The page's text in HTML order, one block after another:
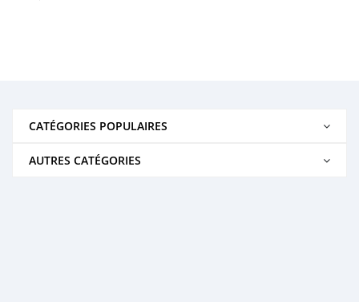
CATÉGORIES POPULAIRES
AUTRES CATÉGORIES